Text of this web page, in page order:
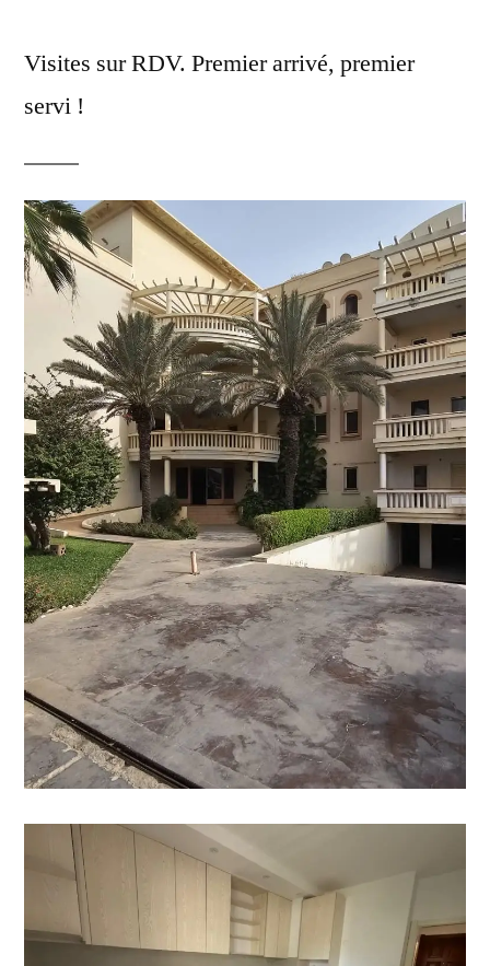
Visites sur RDV. Premier arrivé, premier
servi !